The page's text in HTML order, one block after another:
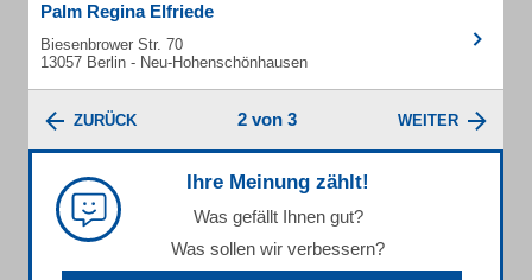
Palm Regina Elfriede
Biesenbrower Str. 70
13057 Berlin - Neu-Hohenschönhausen
ZURÜCK 2 von 3 WEITER
Ihre Meinung zählt!
Was gefällt Ihnen gut?
Was sollen wir verbessern?